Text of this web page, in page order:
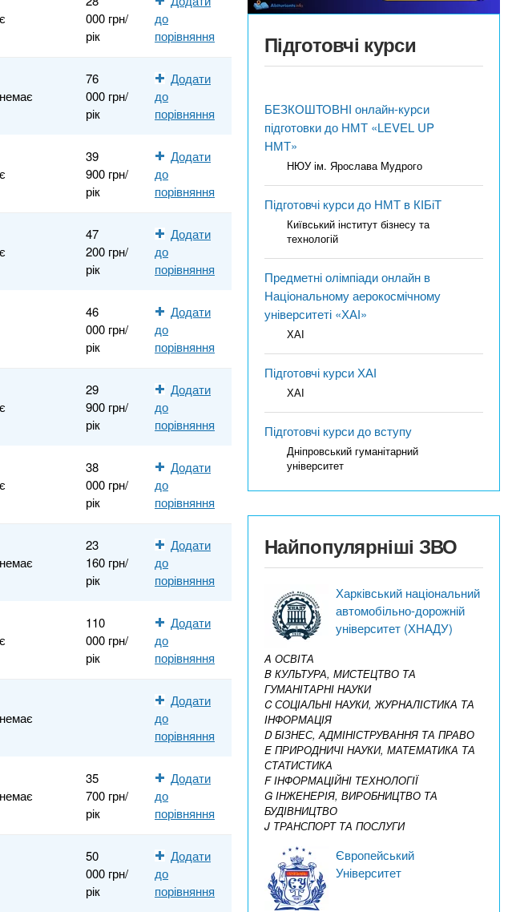
є
000 грн/
рік
до
порівняння
немає
76
000 грн/
рік
Додати
до
порівняння
є
39
900 грн/
рік
Додати
до
порівняння
є
47
200 грн/
рік
Додати
до
порівняння
46
000 грн/
рік
Додати
до
порівняння
є
29
900 грн/
рік
Додати
до
порівняння
є
38
000 грн/
рік
Додати
до
порівняння
немає
23
160 грн/
рік
Додати
до
порівняння
є
110
000 грн/
рік
Додати
до
порівняння
немає
Додати
до
порівняння
немає
35
700 грн/
рік
Додати
до
порівняння
50
000 грн/
рік
Додати
до
порівняння
Підготовчі курси
БЕЗКОШТОВНІ онлайн-курси
підготовки до НМТ «LEVEL UP
НМТ»
НЮУ ім. Ярослава Мудрого
Підготовчі курси до НМТ в КІБіТ
Київський інститут бізнесу та
технологій
Предметні олімпіади онлайн в
Національному аерокосмічному
університеті «ХАІ»
ХАІ
Підготовчі курси ХАІ
ХАІ
Підготовчі курси до вступу
Дніпровський гуманітарний
університет
Найпопулярніші ЗВО
Харківський національний
автомобільно-дорожній
університет (ХНАДУ)
A ОСВІТА
B КУЛЬТУРА, МИСТЕЦТВО ТА
ГУМАНІТАРНІ НАУКИ
C СОЦІАЛЬНІ НАУКИ, ЖУРНАЛІСТИКА ТА
ІНФОРМАЦІЯ
D БІЗНЕС, АДМІНІСТРУВАННЯ ТА ПРАВО
E ПРИРОДНИЧІ НАУКИ, МАТЕМАТИКА ТА
СТАТИСТИКА
F ІНФОРМАЦІЙНІ ТЕХНОЛОГІЇ
G ІНЖЕНЕРІЯ, ВИРОБНИЦТВО ТА
БУДІВНИЦТВО
J ТРАНСПОРТ ТА ПОСЛУГИ
Європейський
Університет